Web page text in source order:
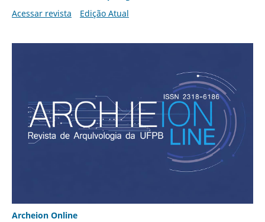
Acessar revista
Edição Atual
Archeion Online